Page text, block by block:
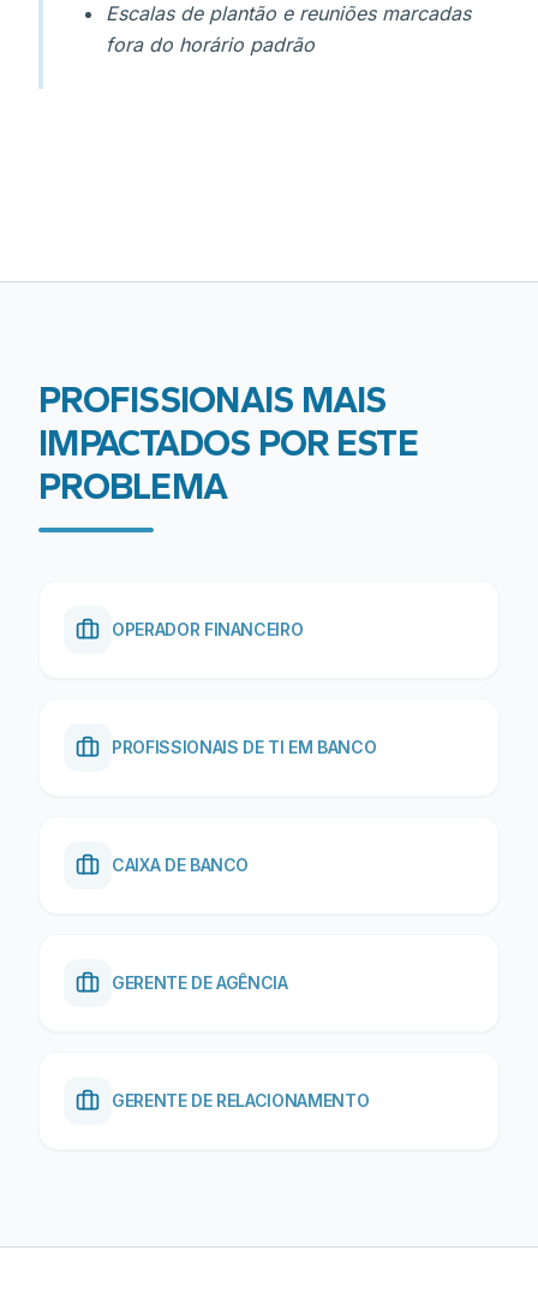
Escalas de plantão e reuniões marcadas
fora do horário padrão
PROFISSIONAIS MAIS
IMPACTADOS POR ESTE
PROBLEMA
OPERADOR FINANCEIRO
PROFISSIONAIS DE TI EM BANCO
CAIXA DE BANCO
GERENTE DE AGÊNCIA
GERENTE DE RELACIONAMENTO